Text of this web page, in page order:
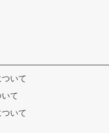
いて
て
いて